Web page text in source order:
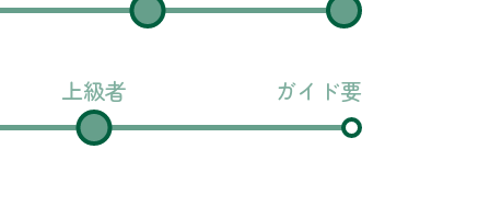
上級者 ガイド要